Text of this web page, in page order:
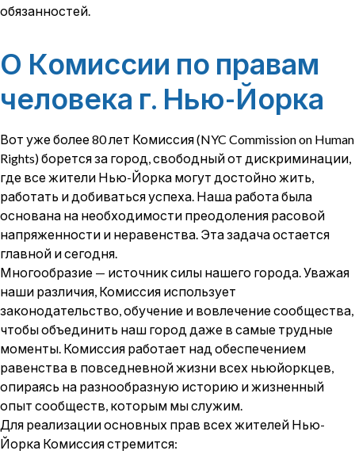
обязанностей.
О Комиссии по правам
человека г. Нью-Йорка
Вот уже более 80 лет Комиссия (NYC Commission on Human
Rights) борется за город, свободный от дискриминации,
где все жители Нью-Йорка могут достойно жить,
работать и добиваться успеха. Наша работа была
основана на необходимости преодоления расовой
напряженности и неравенства. Эта задача остается
главной и сегодня.
Многообразие — источник силы нашего города. Уважая
наши различия, Комиссия использует
законодательство, обучение и вовлечение сообщества,
чтобы объединить наш город даже в самые трудные
моменты. Комиссия работает над обеспечением
равенства в повседневной жизни всех ньюйоркцев,
опираясь на разнообразную историю и жизненный
опыт сообществ, которым мы служим.
Для реализации основных прав всех жителей Нью-
Йорка Комиссия стремится: